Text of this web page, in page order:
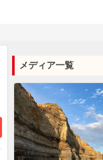
メディア一覧